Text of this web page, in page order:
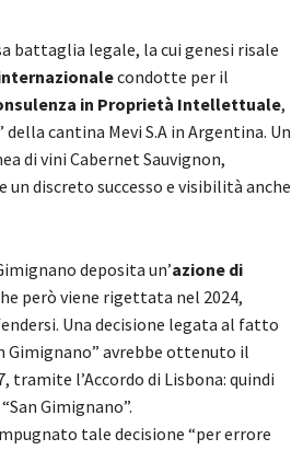
battaglia legale, la cui genesi risale
condotte per il
in Proprietà Intellettuale,
cantina Mevi S.A in Argentina. Un
di vini Cabernet Sauvignon,
un discreto successo e visibilità anche
deposita un’azione di
però viene rigettata nel 2024,
Una decisione legata al fatto
Gimignano” avrebbe ottenuto il
l’Accordo di Lisbona: quindi
Gimignano”.
tale decisione “per errore